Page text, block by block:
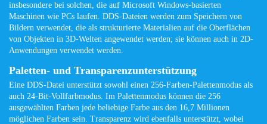
insbesondere bei solchen, die auf Microsoft Windows-basierten
Maschinen wie PCs laufen. DDS-Dateien werden zum Speichern von
Bildern verwendet, die als strukturierte Materialien auf die Oberflächen
von Objekten in 3D-Welten angewendet werden; sie können auch in 2D-
Anwendungen verwendet werden.
Paletten- und Transparenzunterstützung
Eine DDS-Datei unterstützt sowohl einen 256-Farben-Palettenmodus als
auch 24-Bit-Vollfarbmodus. Im Palettenmodus können die 256
ausgewählten Farben jede beliebige Farbe aus den 16,7 Millionen
möglichen Farben sein. Transparenz wird ebenfalls unterstützt, wobei